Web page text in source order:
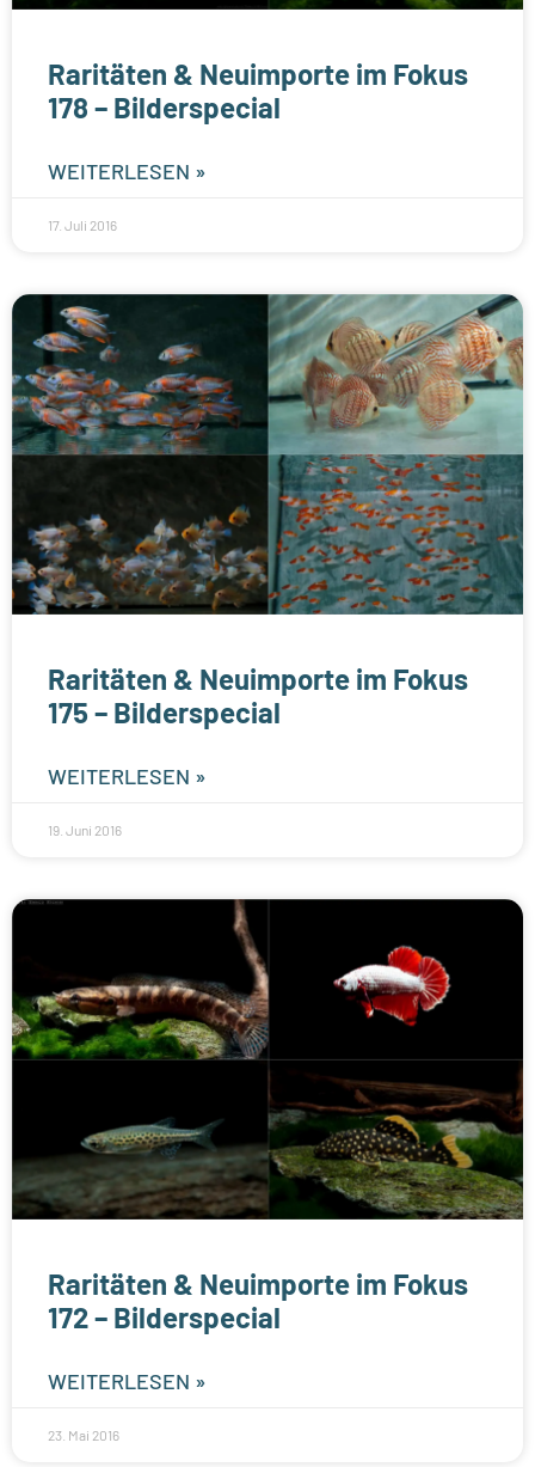
Raritäten & Neuimporte im Fokus
178 – Bilderspecial
WEITERLESEN »
17. Juli 2016
Raritäten & Neuimporte im Fokus
175 – Bilderspecial
WEITERLESEN »
19. Juni 2016
Raritäten & Neuimporte im Fokus
172 – Bilderspecial
WEITERLESEN »
23. Mai 2016